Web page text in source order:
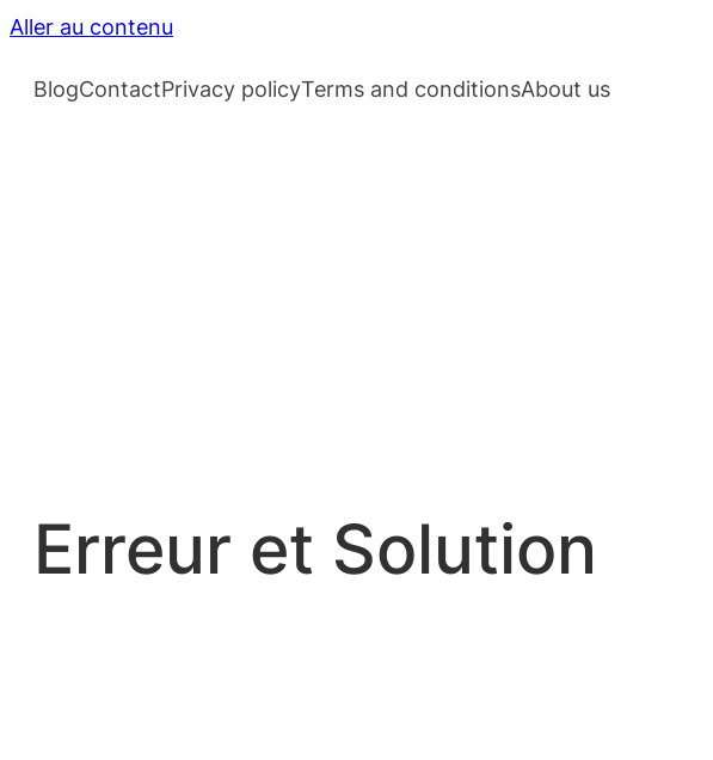
Aller au contenu
BlogContactPrivacy policyTerms and conditionsAbout us
Erreur et Solution